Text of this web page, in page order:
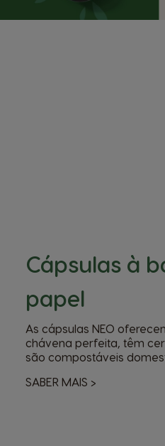
Cápsulas à
papel
As cápsulas NEO
chávena perfeita, têm
são compostáveis
SABER MAIS >